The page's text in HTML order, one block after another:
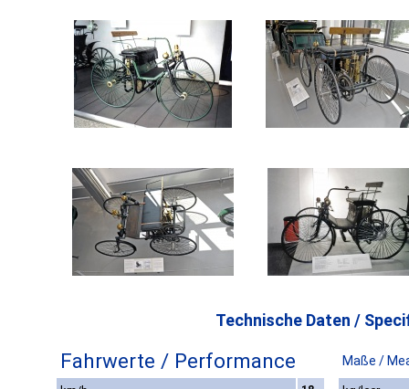
Technische Daten /
Fahrwerte / Performance Maße /